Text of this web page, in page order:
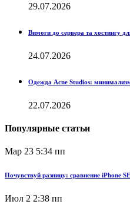
29.07.2026
Вимоги до сервера та хостингу
24.07.2026
Одежда Acne Studios:
22.07.2026
Популярные статьи
Мар 23 5:34 пп
Почувствуй разницу: сравнение iPhone
Июл 2 2:38 пп